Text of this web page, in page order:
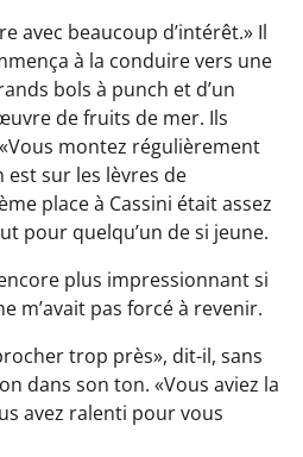
avec beaucoup d’intérêt.» Il
à la conduire vers une
bols à punch et d’un
de fruits de mer. Ils
montez régulièrement
sur les lèvres de
place à Cassini était assez
pour quelqu’un de si jeune.
plus impressionnant si
m’avait pas forcé à revenir.
trop près», dit-il, sans
dans son ton. «Vous aviez la
avez ralenti pour vous